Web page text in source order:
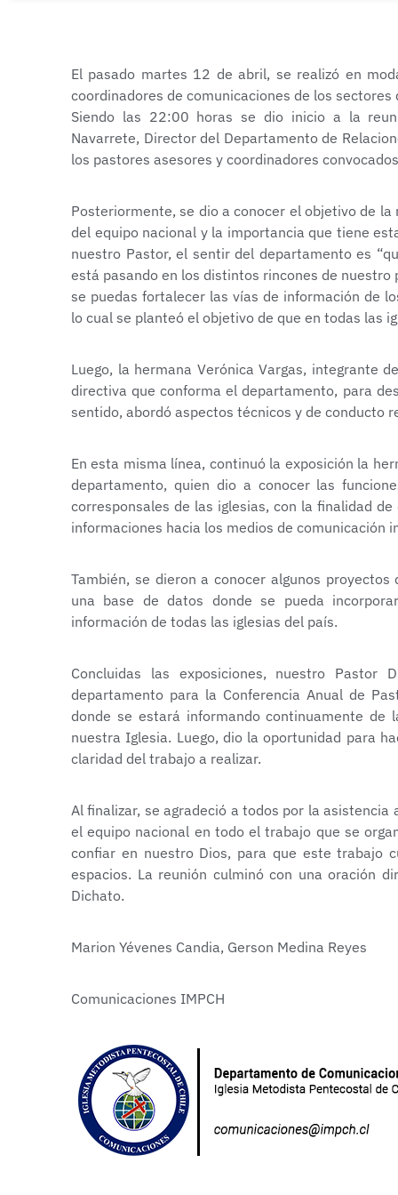
El pasado martes 12 de abril, se realizó en
coordinadores de comunicaciones de los
Siendo las 22:00 horas se dio inicio a la
Navarrete, Director del Departamento de
los pastores asesores y coordinadores
Posteriormente, se dio a conocer el objetivo de
del equipo nacional y la importancia que tiene
nuestro Pastor, el sentir del departamento es
está pasando en los distintos rincones de nuestro
se puedas fortalecer las vías de información de
lo cual se planteó el objetivo de que en todas las
Luego, la hermana Verónica Vargas, integrante
directiva que conforma el departamento, para
sentido, abordó aspectos técnicos y de conducto
En esta misma línea, continuó la exposición la
departamento, quien dio a conocer las
corresponsales de las iglesias, con la finalidad
informaciones hacia los medios de comunicación
También, se dieron a conocer algunos
una base de datos donde se pueda
información de todas las iglesias del país.
Concluidas las exposiciones, nuestro
departamento para la Conferencia Anual de
donde se estará informando continuamente
nuestra Iglesia. Luego, dio la oportunidad para
claridad del trabajo a realizar.
Al finalizar, se agradeció a todos por la
el equipo nacional en todo el trabajo que se
confiar en nuestro Dios, para que este trabajo
espacios. La reunión culminó con una oración
Dichato.
Marion Yévenes Candia, Gerson Medina Reyes
Comunicaciones IMPCH